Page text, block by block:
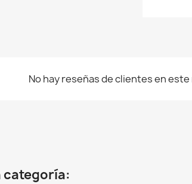
No hay reseñas de clientes en
categoría: